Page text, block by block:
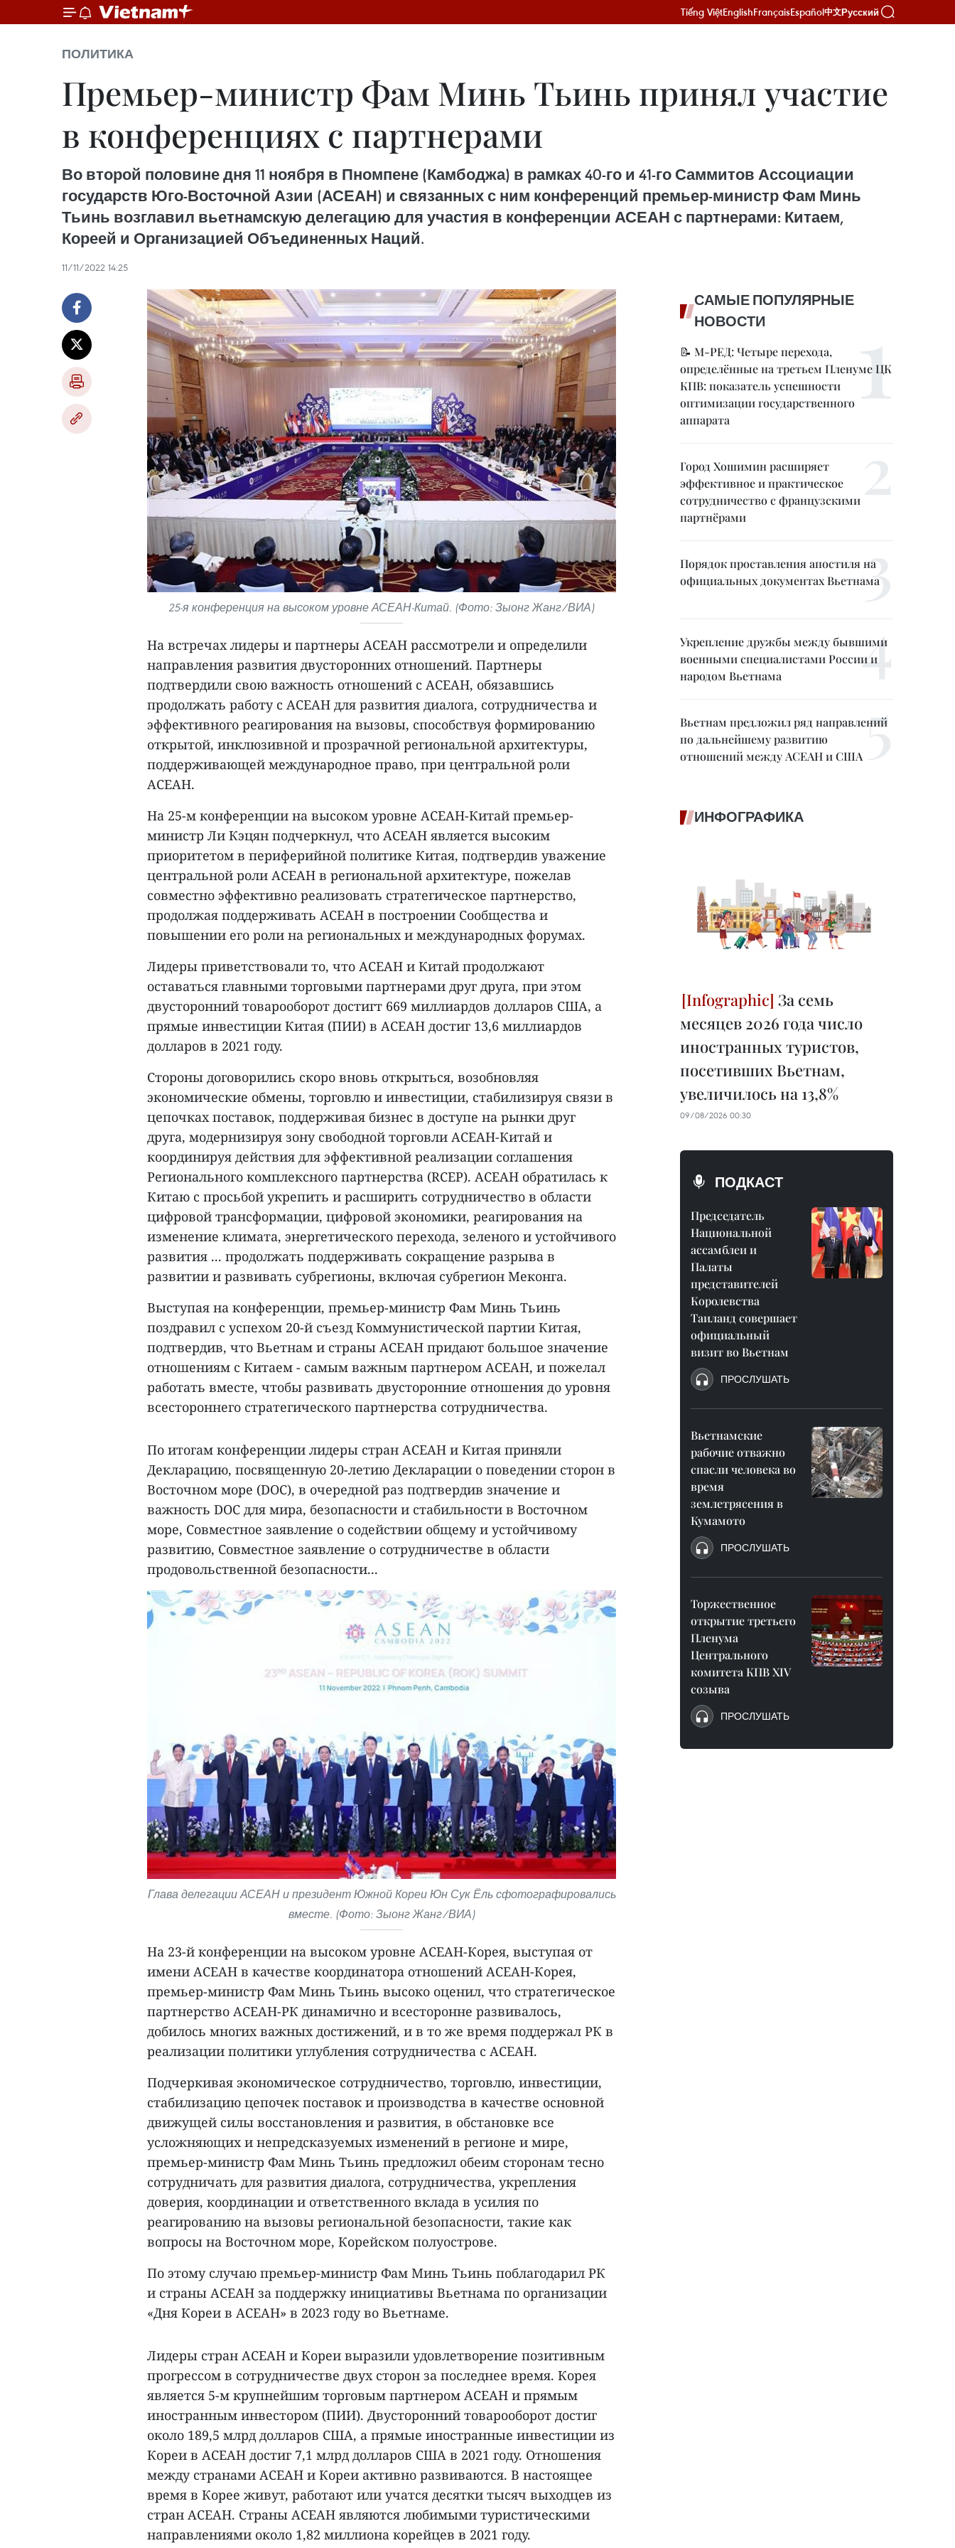
Tiếng ViệtEnglishFrançaisEspañol中文Русский
ПОЛИТИКА
Премьер-министр Фам Минь Тьинь принял участие
в конференциях с партнерами
Во второй половине дня 11 ноября в Пномпене (Камбоджа) в рамках 40-го и 41-го Саммитов Ассоциации
государств Юго-Восточной Азии (АСЕАН) и связанных с ним конференций премьер-министр Фам Минь
Тьинь возглавил вьетнамскую делегацию для участия в конференции АСЕАН с партнерами: Китаем,
Кореей и Организацией Объединенных Наций.
11/11/2022 14:25
25-я конференция на высоком уровне АСЕАН-Китай. (Фото: Зыонг Жанг/ВИА)
На встречах лидеры и партнеры АСЕАН рассмотрели и определили
направления развития двусторонних отношений. Партнеры
подтвердили свою важность отношений с АСЕАН, обязавшись
продолжать работу с АСЕАН для развития диалога, сотрудничества и
эффективного реагирования на вызовы, способствуя формированию
открытой, инклюзивной и прозрачной региональной архитектуры,
поддерживающей международное право, при центральной роли
АСЕАН.
На 25-м конференции на высоком уровне АСЕАН-Китай премьер-
министр Ли Кэцян подчеркнул, что АСЕАН является высоким
приоритетом в периферийной политике Китая, подтвердив уважение
центральной роли АСЕАН в региональной архитектуре, пожелав
совместно эффективно реализовать стратегическое партнерство,
продолжая поддерживать АСЕАН в построении Сообщества и
повышении его роли на региональных и международных форумах.
Лидеры приветствовали то, что АСЕАН и Китай продолжают
оставаться главными торговыми партнерами друг друга, при этом
двусторонний товарооборот достигт 669 миллиардов долларов США, а
прямые инвестиции Китая (ПИИ) в АСЕАН достиг 13,6 миллиардов
долларов в 2021 году.
Стороны договорились скоро вновь открыться, возобновляя
экономические обмены, торговлю и инвестиции, стабилизируя связи в
цепочках поставок, поддерживая бизнес в доступе на рынки друг
друга, модернизируя зону свободной торговли АСЕАН-Китай и
координируя действия для эффективной реализации соглашения
Регионального комплексного партнерства (RCEP). АСЕАН обратилась к
Китаю с просьбой укрепить и расширить сотрудничество в области
цифровой трансформации, цифровой экономики, реагирования на
изменение климата, энергетического перехода, зеленого и устойчивого
развития ... продолжать поддерживать сокращение разрыва в
развитии и развивать субрегионы, включая субрегион Меконга.
Выступая на конференции, премьер-министр Фам Минь Тьинь
поздравил с успехом 20-й съезд Коммунистической партии Китая,
подтвердив, что Вьетнам и страны АСЕАН придают большое значение
отношениям с Китаем - самым важным партнером АСЕАН, и пожелал
работать вместе, чтобы развивать двусторонние отношения до уровня
всестороннего стратегического партнерства сотрудничества.
По итогам конференции лидеры стран АСЕАН и Китая приняли
Декларацию, посвященную 20-летию Декларации о поведении сторон в
Восточном море (DOC), в очередной раз подтвердив значение и
важность DOC для мира, безопасности и стабильности в Восточном
море, Совместное заявление о содействии общему и устойчивому
развитию, Совместное заявление о сотрудничестве в области
продовольственной безопасности...
Глава делегации АСЕАН и президент Южной Кореи Юн Сук Ёль сфотографировались
вместе. (Фото: Зыонг Жанг/ВИА)
На 23-й конференции на высоком уровне АСЕАН-Корея, выступая от
имени АСЕАН в качестве координатора отношений АСЕАН-Корея,
премьер-министр Фам Минь Тьинь высоко оценил, что стратегическое
партнерство АСЕАН-РК динамично и всесторонне развивалось,
добилось многих важных достижений, и в то же время поддержал РК в
реализации политики углубления сотрудничества с АСЕАН.
Подчеркивая экономическое сотрудничество, торговлю, инвестиции,
стабилизацию цепочек поставок и производства в качестве основной
движущей силы восстановления и развития, в обстановке все
усложняющих и непредсказуемых изменений в регионе и мире,
премьер-министр Фам Минь Тьинь предложил обеим сторонам тесно
сотрудничать для развития диалога, сотрудничества, укрепления
доверия, координации и ответственного вклада в усилия по
реагированию на вызовы региональной безопасности, такие как
вопросы на Восточном море, Корейском полуострове.
По этому случаю премьер-министр Фам Минь Тьинь поблагодарил РК
и страны АСЕАН за поддержку инициативы Вьетнама по организации
«Дня Кореи в АСЕАН» в 2023 году во Вьетнаме.
Лидеры стран АСЕАН и Кореи выразили удовлетворение позитивным
прогрессом в сотрудничестве двух сторон за последнее время. Корея
является 5-м крупнейшим торговым партнером АСЕАН и прямым
иностранным инвестором (ПИИ). Двусторонний товарооборот достиг
около 189,5 млрд долларов США, а прямые иностранные инвестиции из
Кореи в АСЕАН достиг 7,1 млрд долларов США в 2021 году. Отношения
между странами АСЕАН и Кореи активно развиваются. В настоящее
время в Корее живут, работают или учатся десятки тысяч выходцев из
стран АСЕАН. Страны АСЕАН являются любимыми туристическими
направлениями около 1,82 миллиона корейцев в 2021 году.
САМЫЕ ПОПУЛЯРНЫЕ
НОВОСТИ
📝 М-РЕД: Четыре перехода,
определённые на третьем Пленуме ЦК
КПВ: показатель успешности
оптимизации государственного
аппарата
Город Хошимин расширяет
эффективное и практическое
сотрудничество с французскими
партнёрами
Порядок проставления апостиля на
официальных документах Вьетнама
Укрепление дружбы между бывшими
военными специалистами России и
народом Вьетнама
Вьетнам предложил ряд направлений
по дальнейшему развитию
отношений между АСЕАН и США
ИНФОГРАФИКА
За семь
месяцев 2026 года число
иностранных туристов,
посетивших Вьетнам,
увеличилось на 13,8%
09/08/2026 00:30
ПОДКАСТ
Председатель
Национальной
ассамблеи и
Палаты
представителей
Королевства
Таиланд совершает
официальный
визит во Вьетнам
ПРОСЛУШАТЬ
Вьетнамские
рабочие отважно
спасли человека во
время
землетрясения в
Кумамото
ПРОСЛУШАТЬ
Торжественное
открытие третьего
Пленума
Центрального
комитета КПВ XIV
созыва
ПРОСЛУШАТЬ